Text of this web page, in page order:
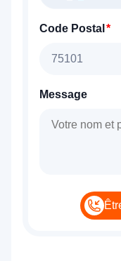
Code Postal
Message